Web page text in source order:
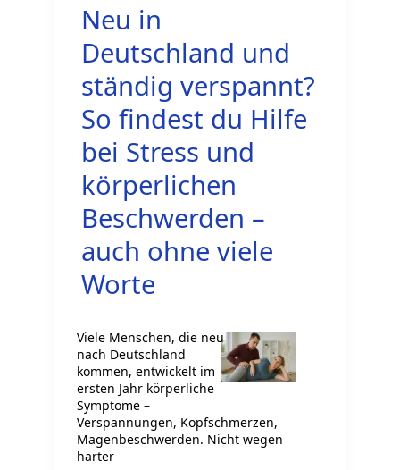
Neu in
Deutschland und
ständig verspannt?
So findest du Hilfe
bei Stress und
körperlichen
Beschwerden –
auch ohne viele
Worte
Viele Menschen, die neu
nach Deutschland
kommen, entwickelt im
ersten Jahr körperliche
Symptome –
Verspannungen, Kopfschmerzen,
Magenbeschwerden. Nicht wegen
harter